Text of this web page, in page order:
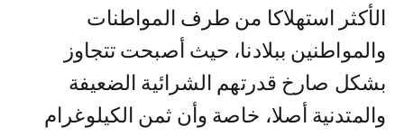
الأكثر استهلاكا من طرف المواطنات
والمواطنين ببلادنا، حيث أصبحت تتجاوز
بشكل صارخ قدرتهم الشرائية الضعيفة
والمتدنية أصلا، خاصة وأن ثمن الكيلوغرام